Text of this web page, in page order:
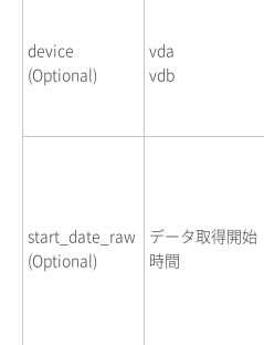
device
(Optional)
vda
vdb
start_date_raw
(Optional)
データ取得開始
時間